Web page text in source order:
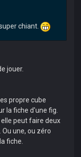
chiant.
jouer.
propre cube
la fiche d'une fig.
peut faire deux
une, ou zéro
fiche.